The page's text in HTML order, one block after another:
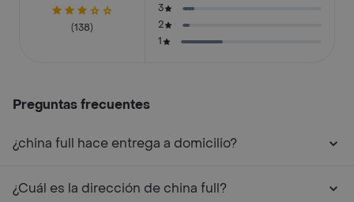
(138)
3
2
1
Preguntas frecuentes
¿china full hace entrega a domicilio?
¿Cuál es la dirección de china full?